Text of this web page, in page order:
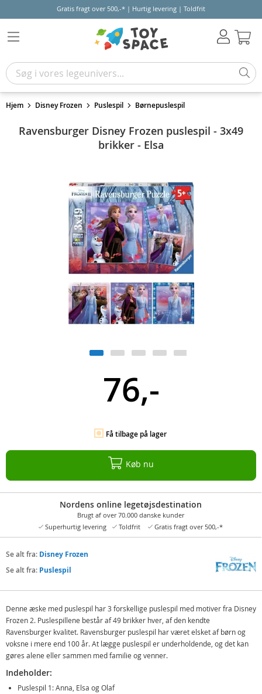
Gratis fragt over 500,-* | Hurtig levering | Toldfrit
Hjem Disney Frozen Puslespil Børnepuslespil
Ravensburger Disney Frozen puslespil - 3x49
brikker - Elsa
76,-
Få tilbage på lager
Køb nu
Nordens online legetøjsdestination
Brugt af over 70.000 danske kunder
Superhurtig levering
Toldfrit Gratis fragt over 500,-*
Se alt fra: Disney Frozen
Se alt fra: Puslespil
Denne æske med puslespil har 3 forskellige puslespil med motiver fra Disney
Frozen 2. Puslespillene består af 49 brikker hver, af den kendte
Ravensburger kvalitet. Ravensburger puslespil har været elsket af børn og
voksne i mere end 100 år. At lægge puslespil er underholdende, og det kan
gøres alene eller sammen med familie og venner.
Indeholder:
Puslespil 1: Anna, Elsa og Olaf